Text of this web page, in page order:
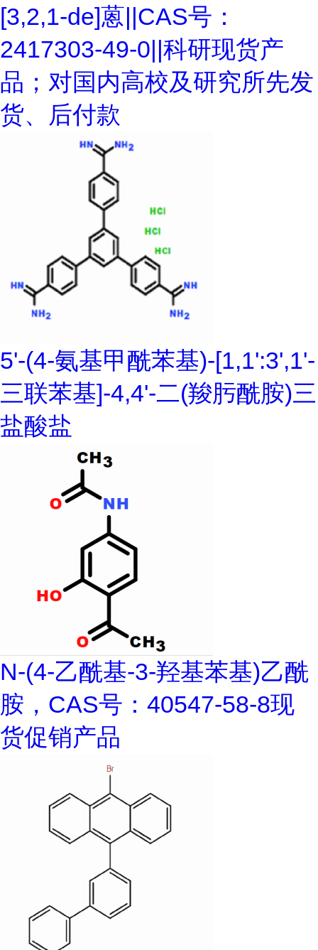
[3,2,1-de]蒽||CAS号：
2417303-49-0||科研现货产
品；对国内高校及研究所先发
货、后付款
5'-(4-氨基甲酰苯基)-[1,1':3',1'-
三联苯基]-4,4'-二(羧肟酰胺)三
盐酸盐
N-(4-乙酰基-3-羟基苯基)乙酰
胺，CAS号：40547-58-8现
货促销产品